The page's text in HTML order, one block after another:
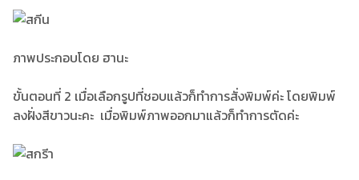
ภาพประกอบโดย ฮานะ
ขั้นตอนที่ 2 เมื่อเลือกรูปที่ชอบแล้วก็ทำการสั่งพิมพ์ค่ะ โดยพิมพ์
ลงฝั่งสีขาวนะคะ เมื่อพิมพ์ภาพออกมาแล้วก็ทำการตัดค่ะ